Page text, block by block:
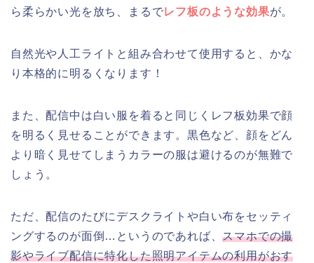
ら柔らかい光を放ち、まるでレフ板のような効果が。
自然光や人工ライトと組み合わせて使用すると、かな
り本格的に明るくなります！
また、配信中は白い服を着ると同じくレフ板効果で顔
を明るく見せることができます。黒色など、顔をどん
より暗く見せてしまうカラーの服は避けるのが無難で
しょう。
ただ、配信のたびにデスクライトや白い布をセッティ
ングするのが面倒…というのであれば、スマホでの撮
影やライブ配信に特化した照明アイテムの利用がおす